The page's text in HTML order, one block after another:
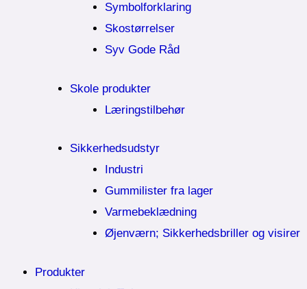
Symbolforklaring
Skostørrelser
Syv Gode Råd
Skole produkter
Læringstilbehør
Sikkerhedsudstyr
Industri
Gummilister fra lager
Varmebeklædning
Øjenværn; Sikkerhedsbriller og visirer
Produkter